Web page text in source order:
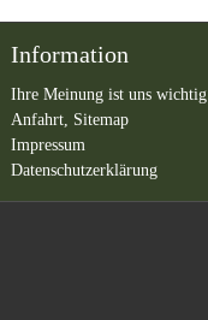
Information
Ihre Meinung ist uns wichtig
Anfahrt, Sitemap
Impressum
Datenschutzerklärung